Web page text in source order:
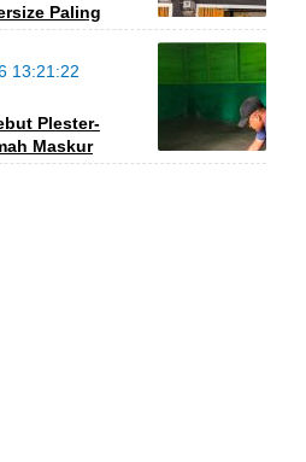
Paling
13:21:22
Plester-
Maskur